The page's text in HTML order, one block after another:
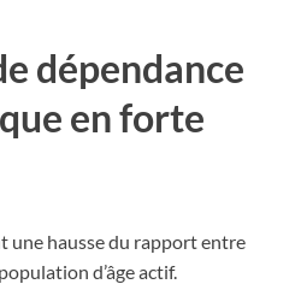
dépendance
en forte
une hausse du rapport entre
d’âge actif.